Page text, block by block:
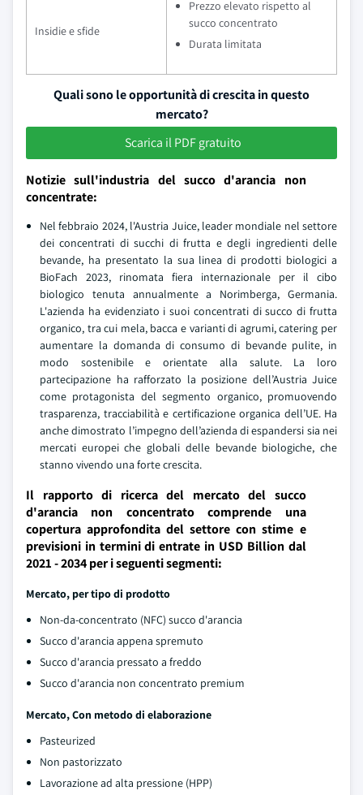
Insidie e sfide
Prezzo elevato rispetto al
succo concentrato
Durata limitata
Quali sono le opportunità di crescita in questo
mercato?
Scarica il PDF gratuito
Notizie sull'industria del succo d'arancia non
concentrate:
Nel febbraio 2024, l'Austria Juice, leader mondiale nel settore
dei concentrati di succhi di frutta e degli ingredienti delle
bevande, ha presentato la sua linea di prodotti biologici a
BioFach 2023, rinomata fiera internazionale per il cibo
biologico tenuta annualmente a Norimberga, Germania.
L'azienda ha evidenziato i suoi concentrati di succo di frutta
organico, tra cui mela, bacca e varianti di agrumi, catering per
aumentare la domanda di consumo di bevande pulite, in
modo sostenibile e orientate alla salute. La loro
partecipazione ha rafforzato la posizione dell’Austria Juice
come protagonista del segmento organico, promuovendo
trasparenza, tracciabilità e certificazione organica dell’UE. Ha
anche dimostrato l’impegno dell’azienda di espandersi sia nei
mercati europei che globali delle bevande biologiche, che
stanno vivendo una forte crescita.
Il rapporto di ricerca del mercato del succo
d'arancia non concentrato comprende una
copertura approfondita del settore con stime e
previsioni in termini di entrate in USD Billion dal
2021 - 2034 per i seguenti segmenti:
Mercato, per tipo di prodotto
Non-da-concentrato (NFC) succo d'arancia
Succo d'arancia appena spremuto
Succo d'arancia pressato a freddo
Succo d'arancia non concentrato premium
Mercato, Con metodo di elaborazione
Pasteurized
Non pastorizzato
Lavorazione ad alta pressione (HPP)